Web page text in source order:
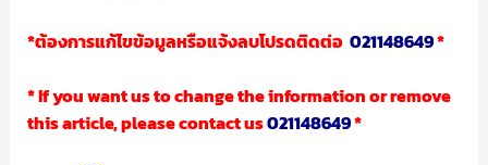
*ต้องการแก้ไขข้อมูลหรือแจ้งลบโปรดติดต่อ 021148649*
* If you want us to change the information or remove
this article, please contact us021148649*